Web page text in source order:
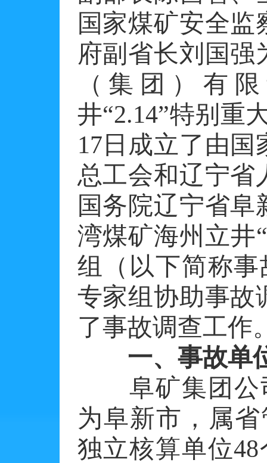
国家煤矿安全
府副省长刘国强
（集团）有
井“2.14”特别重
17日成立了由
总工会和辽宁省
国务院辽宁省
湾煤矿海州立井
组（以下简称
专家组协助事故
了事故调查工作
一、事故单
阜矿集团公司
为阜新市，属
独立核算单位